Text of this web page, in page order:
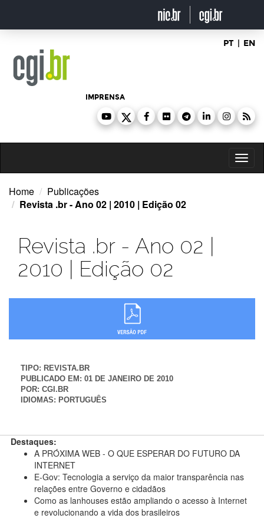
o
PT | EN
IMPRENSA
Home
Publicações
Revista .br - Ano 02 | 2010 | Edição 02
Revista .br - Ano 02 |
2010 | Edição 02
TIPO: REVISTA.BR
PUBLICADO EM: 01 DE JANEIRO DE 2010
POR: CGI.BR
IDIOMAS: PORTUGUÊS
Destaques:
A PRÓXIMA WEB - O QUE ESPERAR DO FUTURO DA
INTERNET
E-Gov: Tecnologia a serviço da maior transparência nas
relações entre Governo e cidadãos
Como as lanhouses estão ampliando o acesso à Internet
e revolucionando a vida dos brasileiros